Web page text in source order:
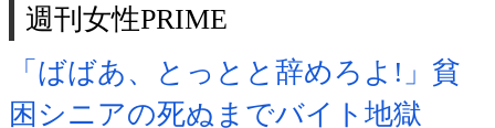
週刊女性PRIME
「ばばあ、とっとと辞めろよ!」貧
困シニアの死ぬまでバイト地獄